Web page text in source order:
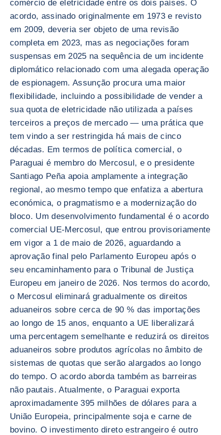
comércio de eletricidade entre os dois países. O
acordo, assinado originalmente em 1973 e revisto
em 2009, deveria ser objeto de uma revisão
completa em 2023, mas as negociações foram
suspensas em 2025 na sequência de um incidente
diplomático relacionado com uma alegada operação
de espionagem. Assunção procura uma maior
flexibilidade, incluindo a possibilidade de vender a
sua quota de eletricidade não utilizada a países
terceiros a preços de mercado — uma prática que
tem vindo a ser restringida há mais de cinco
décadas. Em termos de política comercial, o
Paraguai é membro do Mercosul, e o presidente
Santiago Peña apoia amplamente a integração
regional, ao mesmo tempo que enfatiza a abertura
económica, o pragmatismo e a modernização do
bloco. Um desenvolvimento fundamental é o acordo
comercial UE-Mercosul, que entrou provisoriamente
em vigor a 1 de maio de 2026, aguardando a
aprovação final pelo Parlamento Europeu após o
seu encaminhamento para o Tribunal de Justiça
Europeu em janeiro de 2026. Nos termos do acordo,
o Mercosul eliminará gradualmente os direitos
aduaneiros sobre cerca de 90 % das importações
ao longo de 15 anos, enquanto a UE liberalizará
uma percentagem semelhante e reduzirá os direitos
aduaneiros sobre produtos agrícolas no âmbito de
sistemas de quotas que serão alargados ao longo
do tempo. O acordo aborda também as barreiras
não pautais. Atualmente, o Paraguai exporta
aproximadamente 395 milhões de dólares para a
União Europeia, principalmente soja e carne de
bovino. O investimento direto estrangeiro é outro